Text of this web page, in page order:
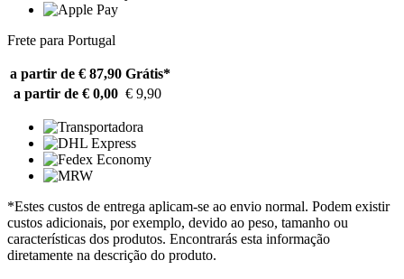
Frete para Portugal
a partir de € 87,90 Grátis*
a partir de € 0,00 € 9,90
*Estes custos de entrega aplicam-se ao envio normal. Podem existir
custos adicionais, por exemplo, devido ao peso, tamanho ou
características dos produtos. Encontrarás esta informação
diretamente na descrição do produto.